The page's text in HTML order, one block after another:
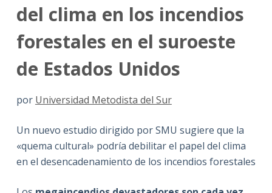
del clima en los incendios
forestales en el suroeste
de Estados Unidos
por Universidad Metodista del Sur
Un nuevo estudio dirigido por SMU sugiere que la
«quema cultural» podría debilitar el papel del clima
en el desencadenamiento de los incendios forestales